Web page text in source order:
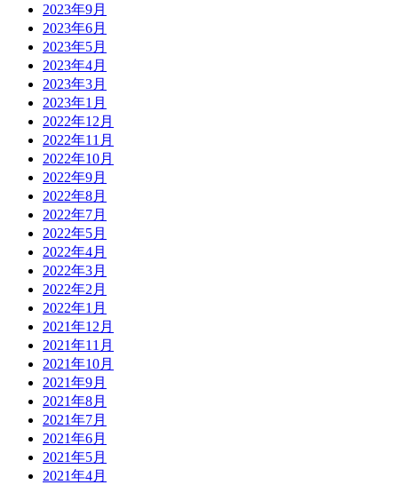
2023年9月
2023年6月
2023年5月
2023年4月
2023年3月
2023年1月
2022年12月
2022年11月
2022年10月
2022年9月
2022年8月
2022年7月
2022年5月
2022年4月
2022年3月
2022年2月
2022年1月
2021年12月
2021年11月
2021年10月
2021年9月
2021年8月
2021年7月
2021年6月
2021年5月
2021年4月